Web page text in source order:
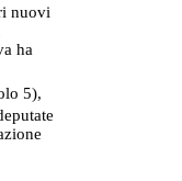
nuovi
ha
5),